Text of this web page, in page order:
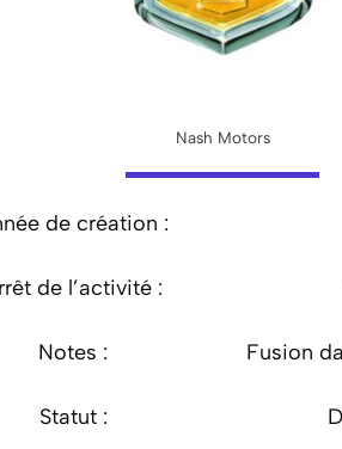
Nash Motors
de création :
de l’activité :
Notes : Fusion
Statut :